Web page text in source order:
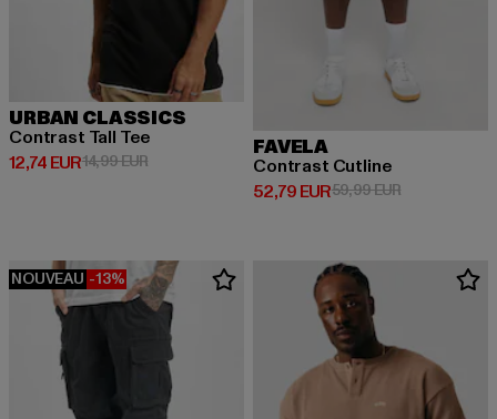
URBAN CLASSICS
Contrast Tall Tee
12,74 EUR
Prix courant: 12,74 EUR
14,99 EURPrix en promotion: 14,99 EUR
FAVELA
Contrast Cutline
52,79 EUR
Prix courant: 52,79 EUR
59,99 EURPrix en
NOUVEAU -13%